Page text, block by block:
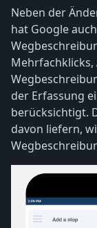
Neben der
hat Google
Mehrfachklicks,
der Erfassung
berücksichtigt.
davon liefern,